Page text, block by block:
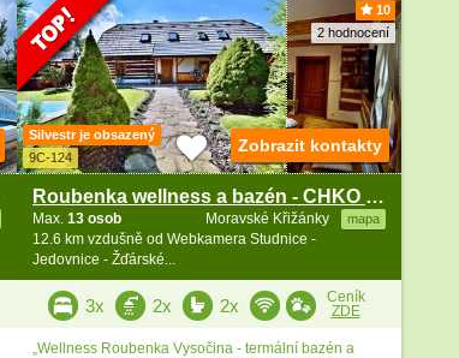
10
2 hodnocení
Silvestr je obsazený
9C-124
Roubenka wellness a bazén - CHKO Žďárské vrchy
Moravské Křižánky mapa
Max. 13 osob
12.6 km vzdušně od Webkamera Studnice -
Jedovnice - Žďárské...
Zobrazit kontakty
3x 2x 2x
Ceník
ZDE
„Wellness Roubenka Vysočina - termální bazén a